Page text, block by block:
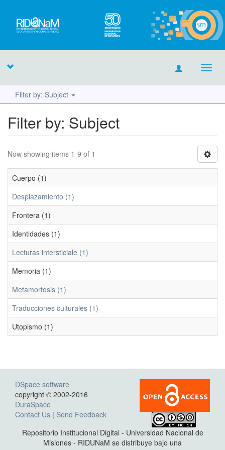
Filter by: Subject
Filter by: Subject
Now showing items 1-9 of 1
Cuerpo (1)
Desplazamiento (1)
Frontera (1)
Identidades (1)
Lecturas intersticiale (1)
Memoria (1)
Metamorfosis (1)
Traducciones culturales (1)
Utopismo (1)
DSpace software
copyright © 2002-2016
DuraSpace
Contact Us | Send Feedback
Repositorio Institucional Digital - Universidad Nacional de
Misiones - RIDUNaM se distribuye bajo una